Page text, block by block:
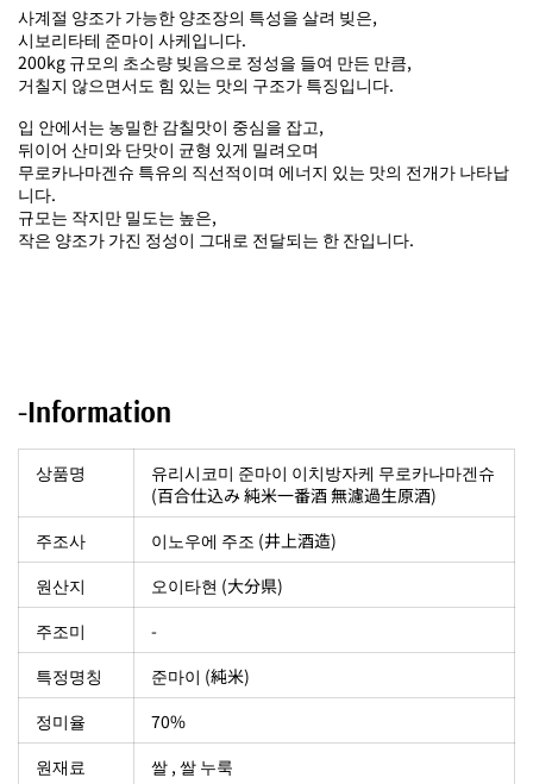
사계절 양조가 가능한 양조장의 특성을 살려 빚은,
시보리타테 준마이 사케입니다.
200kg 규모의 초소량 빚음으로 정성을 들여 만든 만큼,
거칠지 않으면서도 힘 있는 맛의 구조가 특징입니다.
입 안에서는 농밀한 감칠맛이 중심을 잡고,
뒤이어 산미와 단맛이 균형 있게 밀려오며
무로카나마겐슈 특유의 직선적이며 에너지 있는 맛의 전개가 나타납
니다.
규모는 작지만 밀도는 높은,
작은 양조가 가진 정성이 그대로 전달되는 한 잔입니다.
-Information
상품명
유리시코미 준마이 이치방자케 무로카나마겐슈
(百合仕込み 純米一番酒 無濾過生原酒)
주조사
이노우에 주조 (井上酒造)
원산지
오이타현 (大分県)
주조미
-
특정명칭
준마이 (純米)
정미율
70%
원재료
쌀 , 쌀 누룩